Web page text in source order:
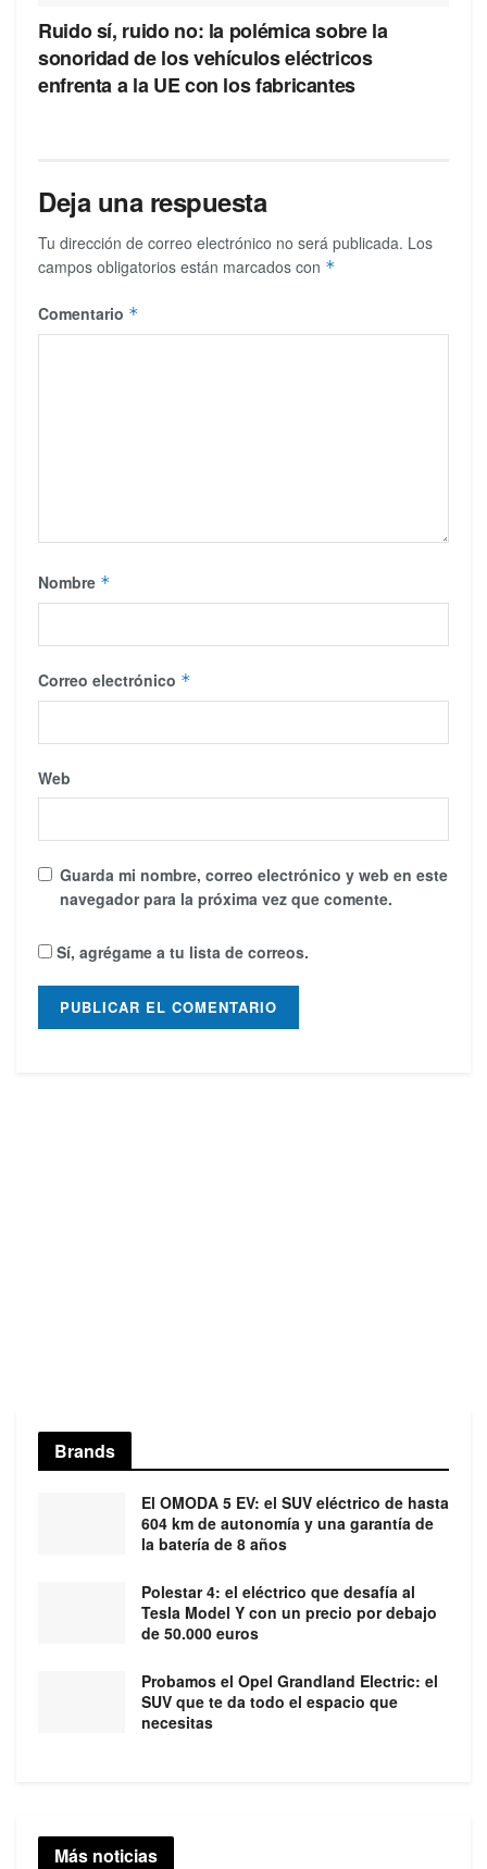
Ruido sí, ruido no: la polémica sobre la
sonoridad de los vehículos eléctricos
enfrenta a la UE con los fabricantes
Deja una respuesta
Tu dirección de correo electrónico no será publicada. Los
campos obligatorios están marcados con *
Comentario *
Nombre *
Correo electrónico *
Web
Guarda mi nombre, correo electrónico y web en este
navegador para la próxima vez que comente.
Sí, agrégame a tu lista de correos.
Brands
El OMODA 5 EV: el SUV eléctrico de hasta
604 km de autonomía y una garantía de
la batería de 8 años
Polestar 4: el eléctrico que desafía al
Tesla Model Y con un precio por debajo
de 50.000 euros
Probamos el Opel Grandland Electric: el
SUV que te da todo el espacio que
necesitas
Más noticias